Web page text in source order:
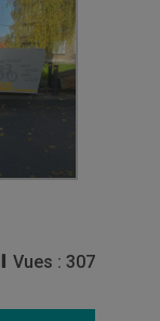
Vues : 307